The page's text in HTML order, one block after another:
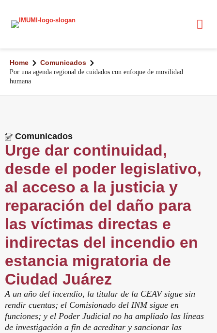
Home Comunicados
Por una agenda regional de cuidados con enfoque de movilidad
humana
Comunicados
Urge dar continuidad,
desde el poder legislativo,
al acceso a la justicia y
reparación del daño para
las víctimas directas e
indirectas del incendio en
estancia migratoria de
Ciudad Juárez
A un año del incendio, la titular de la CEAV sigue sin
rendir cuentas; el Comisionado del INM sigue en
funciones; y el Poder Judicial no ha ampliado las líneas
de investigación a fin de acreditar y sancionar las